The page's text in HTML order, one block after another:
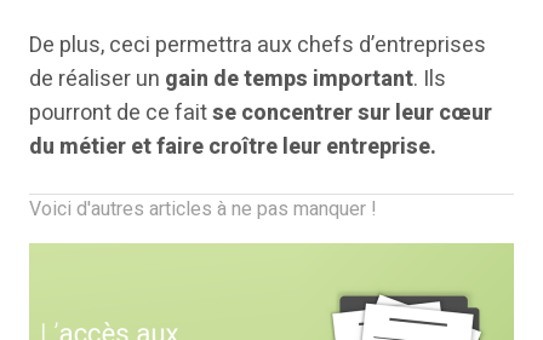
De plus, ceci permettra aux chefs d’entreprises
de réaliser un gain de temps important. Ils
pourront de ce faitse concentrer sur leur cœur
du métier et faire croître leur entreprise.
Voici d'autres articles à ne pas manquer !